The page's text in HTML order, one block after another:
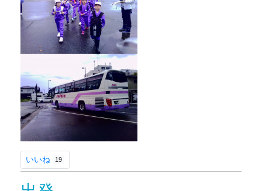
いいね 19